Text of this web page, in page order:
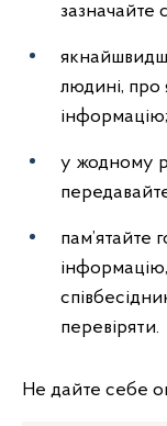
зазначайте
людині, про
інформацію;
у жодному
пам’ятайте
перевіряти.
Не дайте себе